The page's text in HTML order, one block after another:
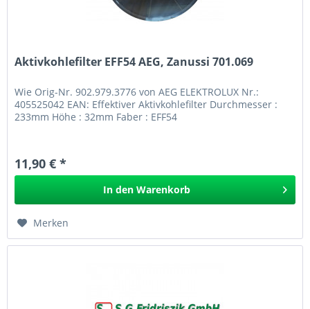
Aktivkohlefilter EFF54 AEG, Zanussi 701.069
Wie Orig-Nr. 902.979.3776 von AEG ELEKTROLUX Nr.:
405525042 EAN: Effektiver Aktivkohlefilter Durchmesser :
233mm Höhe : 32mm Faber : EFF54
11,90 € *
In den Warenkorb
Merken